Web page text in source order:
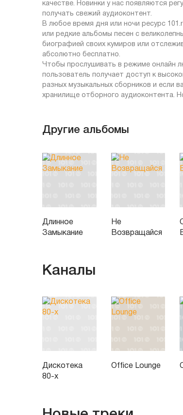
качестве. Новинки у нас появляются
получать свежий аудиоконтент.
В любое время дня или ночи ресурс
или редкие альбомы песен с
биографией своих кумиров или
абсолютно бесплатно.
Чтобы прослушивать в режиме онлайн
пользователь получает доступ к
разных музыкальных сборников и если
хранилище отборного аудиоконтента.
Другие альбомы
Длинное
Замыкание
Не
Возвращайся
Каналы
Дискотека
80-х
Office Lounge